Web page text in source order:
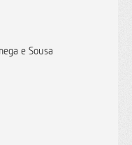
e Sousa